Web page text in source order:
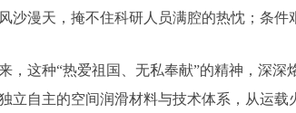
沙漫天，掩不住科研人员满腔的热忱；条
，这种“热爱祖国、无私奉献”的精神，深
立自主的空间润滑材料与技术体系，从运